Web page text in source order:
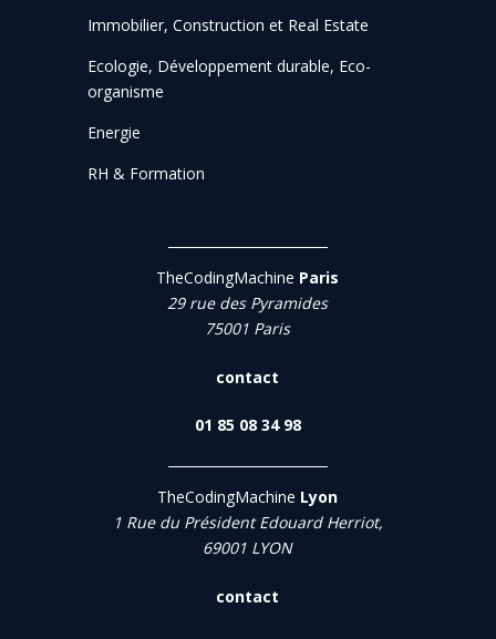
Immobilier, Construction et Real Estate
Ecologie, Développement durable, Eco-
organisme
Energie
RH & Formation
TheCodingMachine Paris
29 rue des Pyramides
75001 Paris
contact
01 85 08 34 98
TheCodingMachine Lyon
1 Rue du Président Edouard Herriot,
69001 LYON
contact